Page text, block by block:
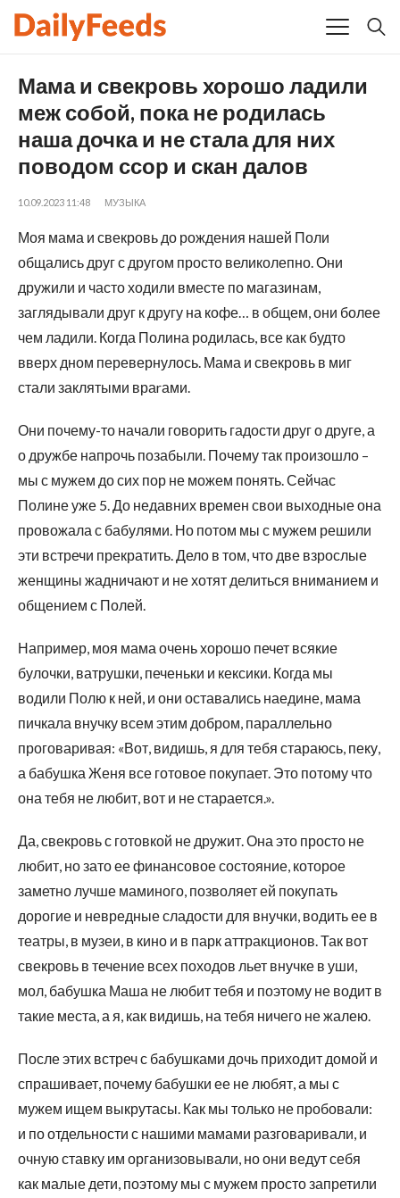
Мама и свекровь хорошо ладили
меж собой, пока не родилась
наша дочка и не стала для них
поводом ссор и скан далов
10.09.2023 11:48 МУЗЫКА
Моя мама и свекровь до рождения нашей Поли
общались друг с другом просто великолепно. Они
дружили и часто ходили вместе по магазинам,
заглядывали друг к другу на кофе… в общем, они более
чем ладили. Когда Полина родилась, все как будто
вверх дном перевернулось. Мама и свекровь в миг
стали заклятыми враrами.
Они почему-то начали говорить гадости друг о друге, а
о дружбе напрочь позабыли. Почему так произошло –
мы с мужем до сих пор не можем понять. Сейчас
Полине уже 5. До недавних времен свои выходные она
провожала с бабулями. Но потом мы с мужем решили
эти встречи прекратить. Дело в том, что две взрослые
женщины жадничают и не хотят делиться вниманием и
общением с Полей.
Например, моя мама очень хорошо печет всякие
булочки, ватрушки, печеньки и кексики. Когда мы
водили Полю к ней, и они оставались наедине, мама
пичкала внучку всем этим добром, параллельно
проговаривая: «Вот, видишь, я для тебя стараюсь, пеку,
а бабушка Женя все готовое покупает. Это потому что
она тебя не любит, вот и не старается.».
Да, свекровь с готовкой не дружит. Она это просто не
любит, но зато ее финансовое состояние, которое
заметно лучше маминого, позволяет ей покупать
дорогие и невредные сладости для внучки, водить ее в
театры, в музеи, в кино и в парк аттракционов. Так вот
свекровь в течение всех походов льет внучке в уши,
мол, бабушка Маша не любит тебя и поэтому не водит в
такие места, а я, как видишь, на тебя ничего не жалею.
После этих встреч с бабушками дочь приходит домой и
спрашивает, почему бабушки ее не любят, а мы с
мужем ищем выкрутасы. Как мы только не пробовали:
и по отдельности с нашими мамами разговаривали, и
очную ставку им организовывали, но они ведут себя
как малые дети, поэтому мы с мужем просто запретили